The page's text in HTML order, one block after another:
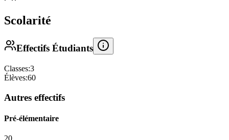
Scolarité
Effectifs Étudiants
Classes:3
Élèves:60
Autres effectifs
Pré-élémentaire
20